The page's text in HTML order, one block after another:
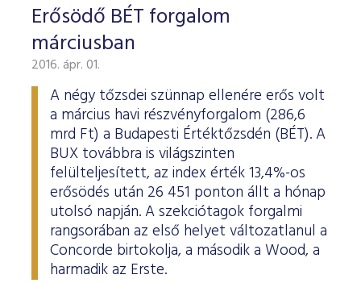
Erősödő BÉT forgalom
márciusban
2016. ápr. 01.
A négy tőzsdei szünnap ellenére erős volt
a március havi részvényforgalom (286,6
mrd Ft) a Budapesti Értéktőzsdén (BÉT). A
BUX továbbra is világszinten
felülteljesített, az index érték 13,4%-os
erősödés után 26 451 ponton állt a hónap
utolsó napján. A szekciótagok forgalmi
rangsorában az első helyet változatlanul a
Concorde birtokolja, a második a Wood, a
harmadik az Erste.